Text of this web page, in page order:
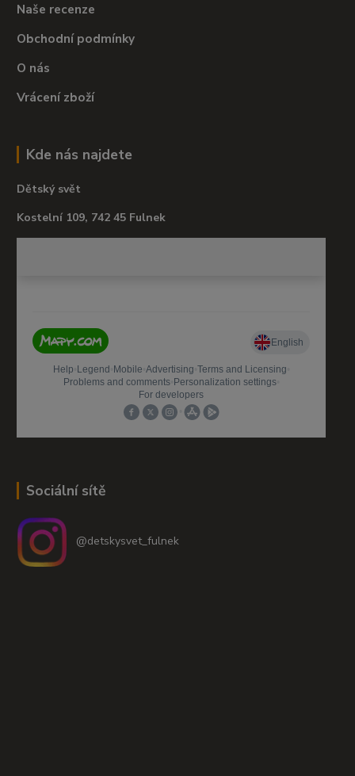
Naše recenze
Obchodní podmínky
O nás
Vrácení zboží
Kde nás najdete
Dětský svět
Kostelní 109, 742 45 Fulnek
Sociální sítě
@detskysvet_fulnek